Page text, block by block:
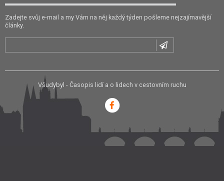
Zadejte svůj e-mail a my Vám na něj každý týden pošleme nejzajímavější
články.
Všudybyl - Časopis lidí a o lidech v cestovním ruchu